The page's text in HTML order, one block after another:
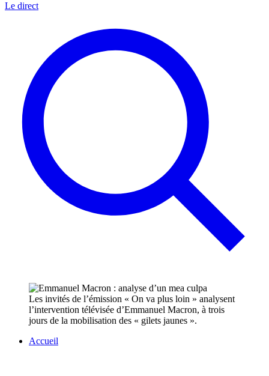
Le direct
Les invités de l’émission « On va plus loin » analysent
l’intervention télévisée d’Emmanuel Macron, à trois
jours de la mobilisation des « gilets jaunes ».
Accueil